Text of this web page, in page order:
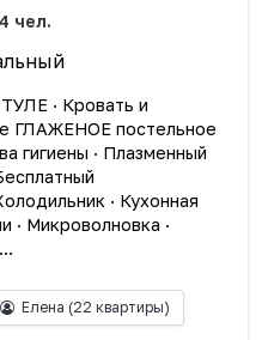
чел.
· Кровать и
ГЛАЖЕНОЕ постельное
гигиены · Плазменный
· Кухонная
· Микроволновка ·
Елена (22 квартиры)